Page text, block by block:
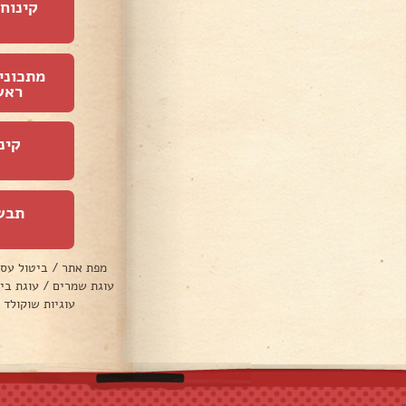
מפת אתר / ביטול
עוגת שמרים / עוגת
עוגיות